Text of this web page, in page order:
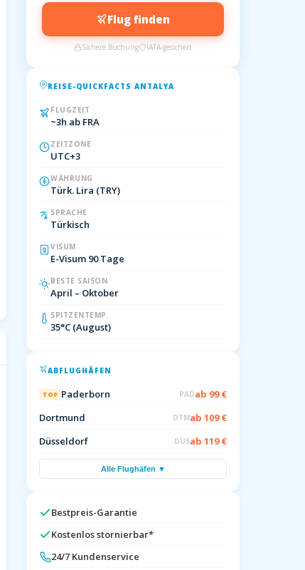
Flug finden
Sichere Buchung IATA-gesichert
REISE-QUICKFACTS ANTALYA
FLUGZEIT
~3h ab FRA
ZEITZONE
UTC+3
WÄHRUNG
Türk. Lira (TRY)
SPRACHE
Türkisch
VISUM
E-Visum 90 Tage
BESTE SAISON
April – Oktober
SPITZENTEMP.
35°C (August)
ABFLUGHÄFEN
TOP Paderborn PADab 99 €
Dortmund
DTMab 109 €
Düsseldorf
DUSab 119 €
Alle Flughäfen ▼
Bestpreis-Garantie
Kostenlos stornierbar*
24/7 Kundenservice